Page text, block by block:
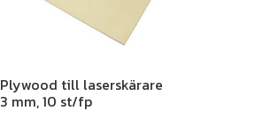
Plywood till laserskärare
3 mm, 10 st/fp